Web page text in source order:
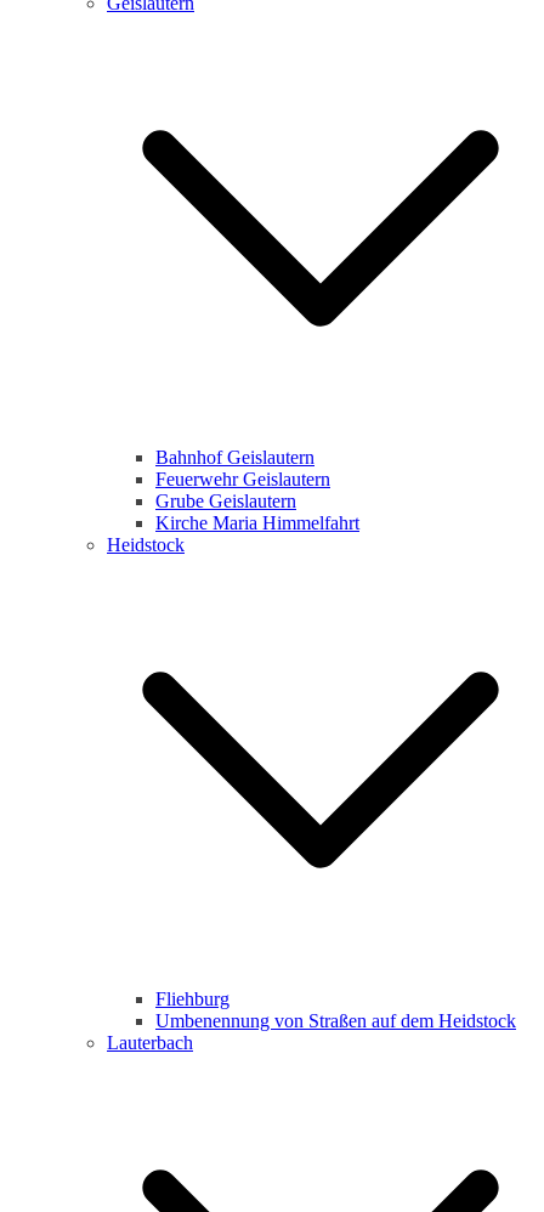
Bahnhof Geislautern
Feuerwehr Geislautern
Grube Geislautern
Kirche Maria Himmelfahrt
Heidstock
Fliehburg
Umbenennung von Straßen auf dem Heidstock
Lauterbach